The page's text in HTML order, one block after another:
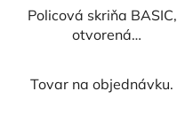
Policová skriňa BASIC,
otvorená
Tovar na objednávku.